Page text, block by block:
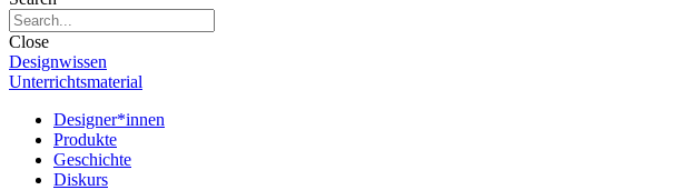
Close
Designwissen
Unterrichtsmaterial
Designer*innen
Produkte
Geschichte
Diskurs